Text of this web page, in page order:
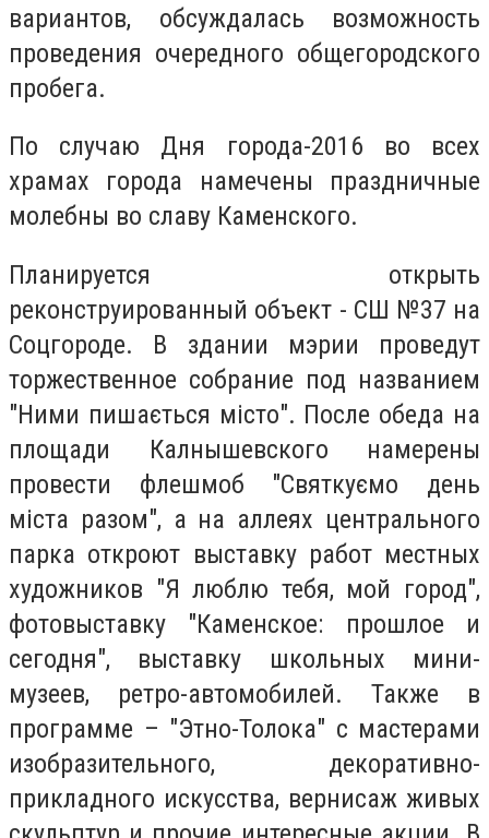
вариантов, обсуждалась возможность
проведения очередного общегородского
пробега.
По случаю Дня города-2016 во всех
храмах города намечены праздничные
молебны во славу Каменского.
Планируется открыть
реконструированный объект - СШ №37 на
Соцгороде. В здании мэрии проведут
торжественное собрание под названием
"Ними пишається місто". После обеда на
площади Калнышевского намерены
провести флешмоб "Святкуємо день
міста разом", а на аллеях центрального
парка откроют выставку работ местных
художников "Я люблю тебя, мой город",
фотовыставку "Каменское: прошлое и
сегодня", выставку школьных мини-
музеев, ретро-автомобилей. Также в
программе – "Этно-Толока" с мастерами
изобразительного, декоративно-
прикладного искусства, вернисаж живых